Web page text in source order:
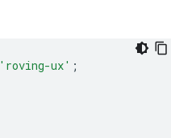
'roving-ux' ;